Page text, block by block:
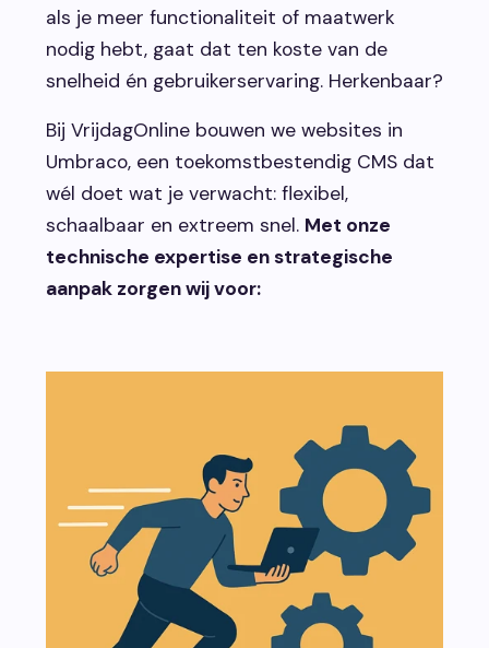
als je meer functionaliteit of maatwerk
nodig hebt, gaat dat ten koste van de
snelheid én gebruikerservaring. Herkenbaar?
Bij VrijdagOnline bouwen we websites in
Umbraco, een toekomstbestendig CMS dat
wél doet wat je verwacht: flexibel,
schaalbaar en extreem snel. Met onze
technische expertise en strategische
aanpak zorgen wij voor: